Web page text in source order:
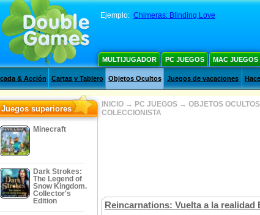
Ejemplo: Chimeras: Blinding Love
MULTIJUGADOR PC JUEGOS MAC JUEGOS
& Acción Cartas y Tablero Objetos Ocultos Juegos de vacaciones
Juegos superiores
Minecraft
Dark Strokes:
The Legend of
Snow Kingdom.
Collector's
Edition
INICIO → PC JUEGOS → OBJETOS OCULTOS
COLECCIONISTA
Reincarnations: Vuelta a la